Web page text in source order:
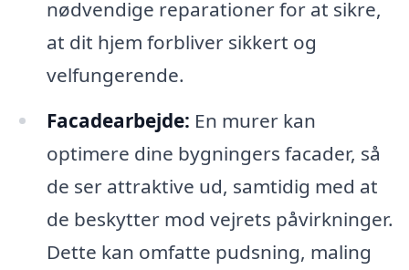
nødvendige reparationer for at sikre,
at dit hjem forbliver sikkert og
velfungerende.
Facadearbejde: En murer kan
optimere dine bygningers facader, så
de ser attraktive ud, samtidig med at
de beskytter mod vejrets påvirkninger.
Dette kan omfatte pudsning, maling